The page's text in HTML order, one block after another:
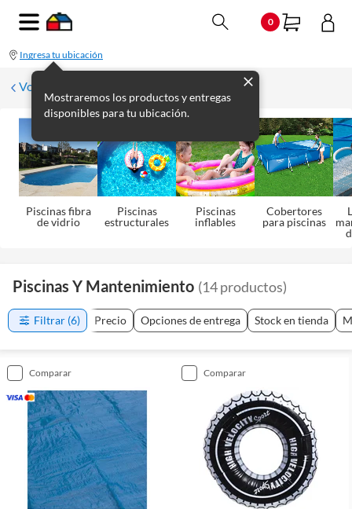
0
Ingresa tu ubicación
Mostraremos los productos y entregas
disponibles para tu ubicación.
Volver a Aire Libre
Piscinas fibra
de vidrio
Piscinas
estructurales
Piscinas
inflables
Cobertores
para piscinas
Piscinas Y Mantenimiento (14productos)
Filtrar (6) Precio Opciones de entrega Stock en tienda
comparar comparar